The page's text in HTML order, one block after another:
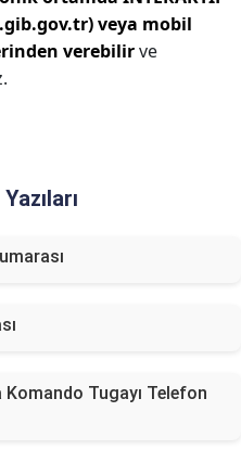
veya mobil
verebilirve
Yazıları
Tugayı Telefon